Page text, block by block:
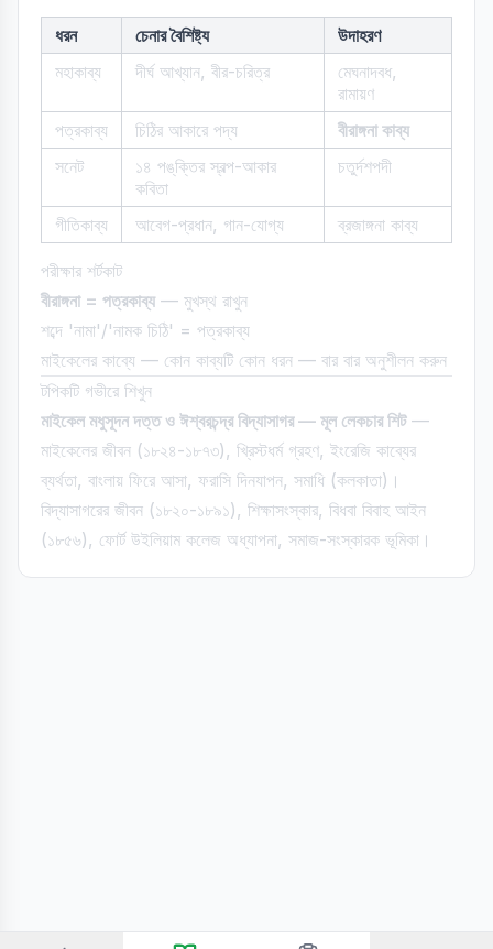
ধরন চেনার বৈশিষ্ট্য
উদাহরণ
মহাকাব্য
দীর্ঘ আখ্যান, বীর-চরিত্র
মেঘনাদবধ,
রামায়ণ
পত্রকাব্য
চিঠির আকারে পদ্য
বীরাঙ্গনা কাব্য
সনেট
১৪ পঙ্‌ক্তির স্বল্প-আকার
কবিতা
চতুর্দশপদী
গীতিকাব্য আবেগ-প্রধান, গান-যোগ্য ব্রজাঙ্গনা কাব্য
পরীক্ষার শর্টকাট
বীরাঙ্গনা = পত্রকাব্য— মুখস্থ রাখুন
শব্দে 'নামা'/'নামক চিঠি' = পত্রকাব্য
মাইকেলের কাব্যে — কোন কাব্যটি কোন ধরন — বার বার অনুশীলন করুন
টপিকটি গভীরে শিখুন
মাইকেল মধুসূদন দত্ত ও ঈশ্বরচন্দ্র বিদ্যাসাগর — মূল লেকচার শিট—
মাইকেলের জীবন (১৮২৪-১৮৭৩), খ্রিস্টধর্ম গ্রহণ, ইংরেজি কাব্যের
ব্যর্থতা, বাংলায় ফিরে আসা, ফরাসি দিনযাপন, সমাধি (কলকাতা)।
বিদ্যাসাগরের জীবন (১৮২০-১৮৯১), শিক্ষাসংস্কার, বিধবা বিবাহ আইন
(১৮৫৬), ফোর্ট উইলিয়াম কলেজ অধ্যাপনা, সমাজ-সংস্কারক ভূমিকা।